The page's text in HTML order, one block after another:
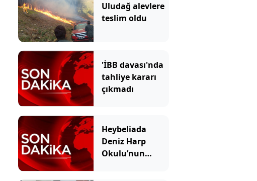
Uludağ alevlere
teslim oldu
'İBB davası'nda
tahliye kararı
çıkmadı
Heybeliada
Deniz Harp
Okulu’nun